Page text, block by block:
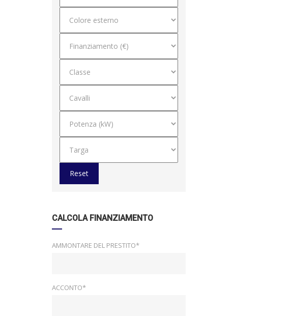
Reset
CALCOLA FINANZIAMENTO
AMMONTARE DEL PRESTITO*
ACCONTO*